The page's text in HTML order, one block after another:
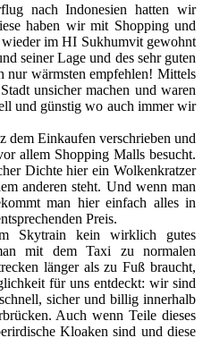
nach Indonesien hatten wir
haben wir mit Shopping und
im HI Sukhumvit gewohnt
seiner Lage und des sehr guten
nur wärmsten empfehlen! Mittels
unsicher machen und waren
und günstig wo auch immer wir
dem Einkaufen verschrieben und
allem Shopping Malls besucht.
Dichte hier ein Wolkenkratzer
anderen steht. Und wenn man
man hier einfach alles in
Preis.
Skytrain kein wirklich gutes
mit dem Taxi zu normalen
länger als zu Fuß braucht,
für uns entdeckt: wir sind
sicher und billig innerhalb
Auch wenn Teile dieses
Kloaken sind und diese